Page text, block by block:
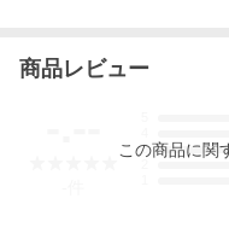
商品レビュー
3
この商品に関